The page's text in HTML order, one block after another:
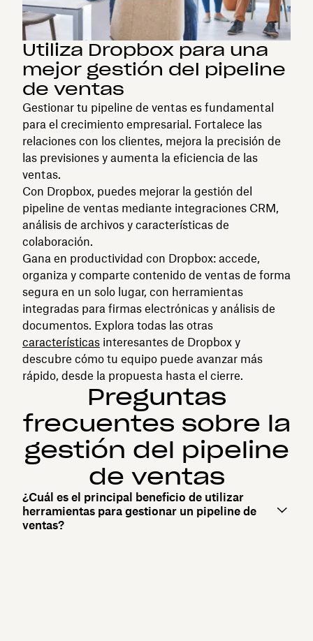
Utiliza Dropbox para una
mejor gestión del pipeline
de ventas
Gestionar tu pipeline de ventas es fundamental
para el crecimiento empresarial. Fortalece las
relaciones con los clientes, mejora la precisión de
las previsiones y aumenta la eficiencia de las
ventas.
Con Dropbox, puedes mejorar la gestión del
pipeline de ventas mediante integraciones CRM,
análisis de archivos y características de
colaboración.
Gana en productividad con Dropbox: accede,
organiza y comparte contenido de ventas de forma
segura en un solo lugar, con herramientas
integradas para firmas electrónicas y análisis de
documentos. Explora todas las otras
características interesantes de Dropbox y
descubre cómo tu equipo puede avanzar más
rápido, desde la propuesta hasta el cierre.
Preguntas
frecuentes sobre la
gestión del pipeline
de ventas
¿Cuál es el principal beneficio de utilizar
herramientas para gestionar un pipeline de
ventas?